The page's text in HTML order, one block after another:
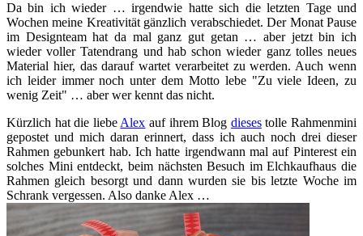
Da bin ich wieder … irgendwie hatte sich die letzten Tage und
Wochen meine Kreativität gänzlich verabschiedet. Der Monat Pause
im Designteam hat da mal ganz gut getan … aber jetzt bin ich
wieder voller Tatendrang und hab schon wieder ganz tolles neues
Material hier, das darauf wartet verarbeitet zu werden. Auch wenn
ich leider immer noch unter dem Motto lebe "Zu viele Ideen, zu
wenig Zeit" … aber wer kennt das nicht.
Kürzlich hat die liebe Alex auf ihrem Blog diesestolle Rahmenmini
gepostet und mich daran erinnert, dass ich auch noch drei dieser
Rahmen gebunkert hab. Ich hatte irgendwann mal auf Pinterest ein
solches Mini entdeckt, beim nächsten Besuch im Elchkaufhaus die
Rahmen gleich besorgt und dann wurden sie bis letzte Woche im
Schrank vergessen. Also danke Alex …